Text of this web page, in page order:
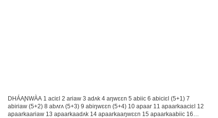
DHÁAƝWÀA 1 aciɛl 2 ariaw 3 adʌk 4 aŋwɛɛn 5 abiic 6 abiciɛl (5+1) 7
abiriaw (5+2) 8 abʌrʌ (5+3) 9 abiŋwɛɛn (5+4) 10 apaar 11 apaarkaaciɛl 12
apaarkaariaw 13 apaarkaadʌk 14 apaarkaaŋwɛɛn 15 apaarkaabiic 16